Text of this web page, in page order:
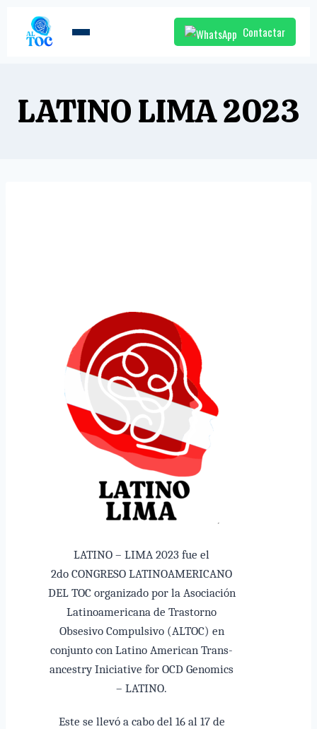
Contactar
LATINO LIMA 2023
LATINO – LIMA 2023 fue el
2do CONGRESO LATINOAMERICANO
DEL TOC organizado por la Asociación
Latinoamericana de Trastorno
Obsesivo Compulsivo (ALTOC) en
conjunto con Latino American Trans-
ancestry Iniciative for OCD Genomics
– LATINO.
Este se llevó a cabo del 16 al 17 de